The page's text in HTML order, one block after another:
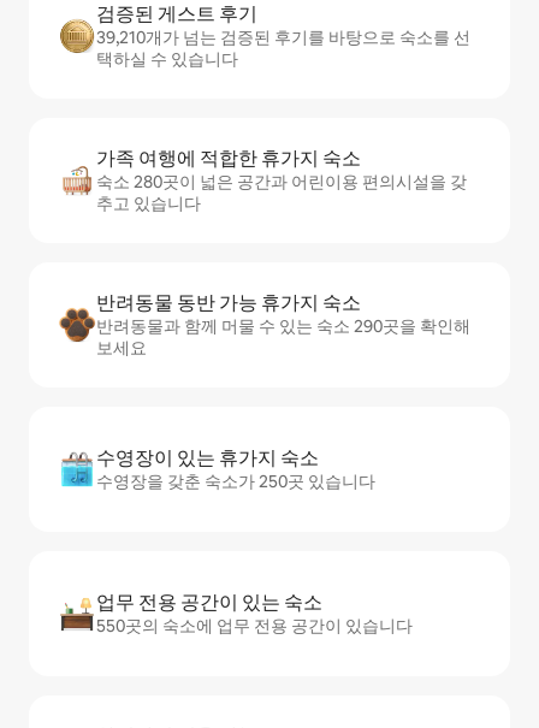
검증된 게스트 후기
39,210개가 넘는 검증된 후기를 바탕으로 숙소를 선
택하실 수 있습니다
가족 여행에 적합한 휴가지 숙소
숙소 280곳이 넓은 공간과 어린이용 편의시설을 갖
추고 있습니다
반려동물 동반 가능 휴가지 숙소
반려동물과 함께 머물 수 있는 숙소 290곳을 확인해
보세요
수영장이 있는 휴가지 숙소
수영장을 갖춘 숙소가 250곳 있습니다
업무 전용 공간이 있는 숙소
550곳의 숙소에 업무 전용 공간이 있습니다